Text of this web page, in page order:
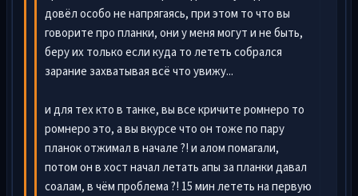
довёл особо не напрягаясь, при этом то что вы
говорите про планки, они у меня могут и не быть,
беру их только если куда то лететь собрался
зарание захватывая всё что увижу...
и для тех кто в танке, вы все кричите ромнеро то
ромнеро это, а вы вкурсе что он тоже по пару
планок отжимал в начале ?! и алом помагали,
потом он в хост начал летать апы за планки давал
соалам, в чём проблема ?! 15 мин лететь на первую